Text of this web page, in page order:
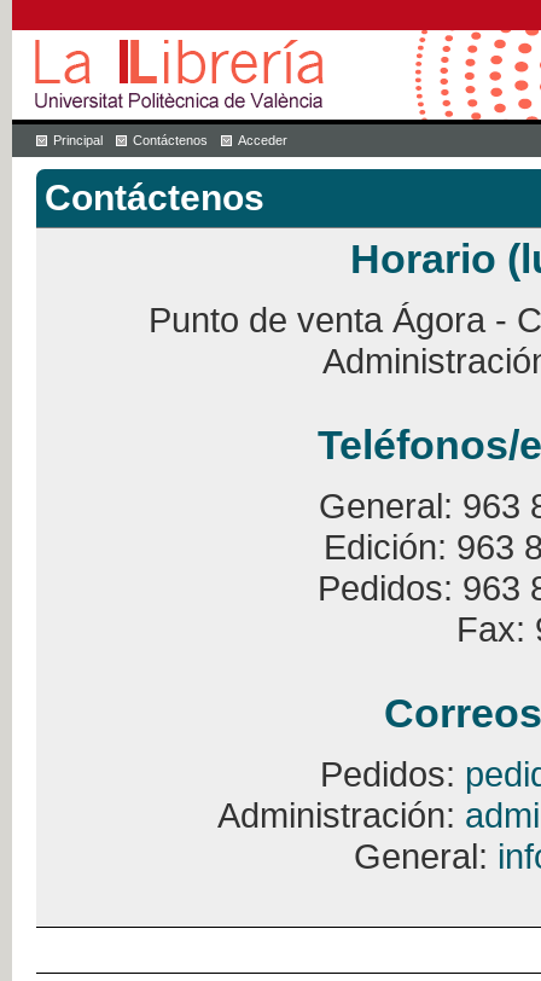
Principal Contáctenos Acceder
Contáctenos
Horario
Punto de venta Ágora -
Teléfonos/
General: 963
Edición: 963
Pedidos: 963
Fax:
Pedidos:
Administración:
General: